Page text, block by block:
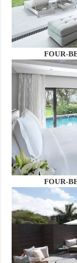
FOUR-
FOUR-